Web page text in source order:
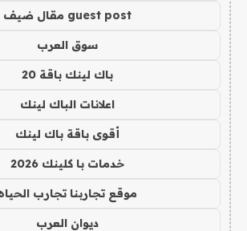
guest post مقال ضيف
سوق العرب
باك لينك باقة 20
اعلانات الباك لينك
أقوى باقة باك لينك
خدمات با كلينك 2026
موقع تجاربنا تجارب
ديوان العرب